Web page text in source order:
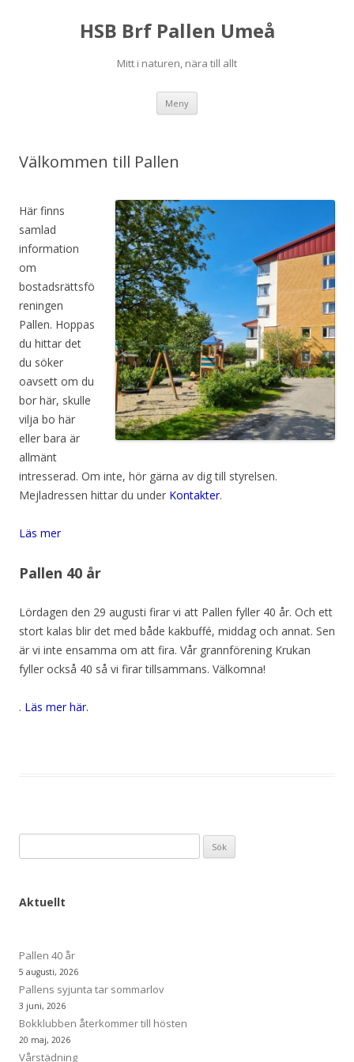
HSB Brf Pallen Umeå
Mitt i naturen, nära till allt
Meny
Välkommen till Pallen
Här finns
samlad
information
om
bostadsrättsfö
reningen
Pallen. Hoppas
du hittar det
du söker
oavsett om du
bor här, skulle
vilja bo här
eller bara är
allmänt
intresserad. Om inte, hör gärna av dig till styrelsen.
Mejladressen hittar du under Kontakter.
Läs mer
Pallen 40 år
Lördagen den 29 augusti firar vi att Pallen fyller 40 år. Och ett
stort kalas blir det med både kakbuffé, middag och annat. Sen
är vi inte ensamma om att fira. Vår grannförening Krukan
fyller också 40 så vi firar tillsammans. Välkomna!
. Läs mer här.
efter:
Aktuellt
Pallen 40 år
5 augusti, 2026
Pallens syjunta tar sommarlov
3 juni, 2026
Bokklubben återkommer till hösten
20 maj, 2026
Vårstädning